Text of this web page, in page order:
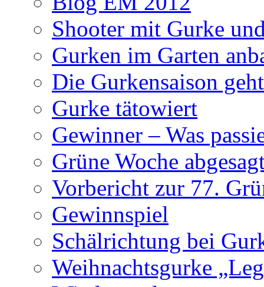
Shooter mit Gurke
Gurken im Garten
Die Gurkensaison
Gurke tätowiert
Gewinner – Was
Grüne Woche
Vorbericht zur 77.
Gewinnspiel
Schälrichtung bei
Weihnachtsgurke